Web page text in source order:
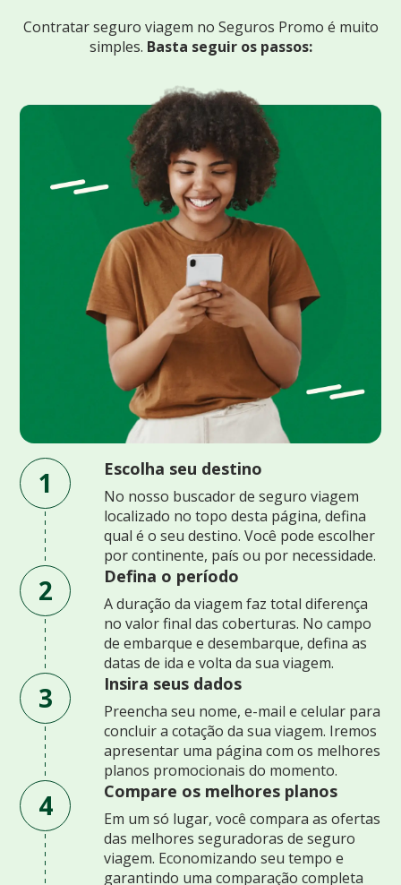
Contratar seguro viagem no Seguros Promo é muito
simples. Basta seguir os passos:
1 Escolha seu destino
No nosso buscador de seguro viagem
localizado no topo desta página, defina
qual é o seu destino. Você pode escolher
por continente, país ou por necessidade.
2 Defina o período
A duração da viagem faz total diferença
no valor final das coberturas. No campo
de embarque e desembarque, defina as
datas de ida e volta da sua viagem.
3 Insira seus dados
Preencha seu nome, e-mail e celular para
concluir a cotação da sua viagem. Iremos
apresentar uma página com os melhores
planos promocionais do momento.
4 Compare os melhores planos
Em um só lugar, você compara as ofertas
das melhores seguradoras de seguro
viagem. Economizando seu tempo e
garantindo uma comparação completa